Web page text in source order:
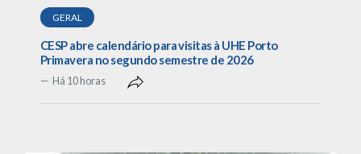
GERAL
CESP abre calendário para visitas à UHE Porto
Primavera no segundo semestre de 2026
Há 10 horas